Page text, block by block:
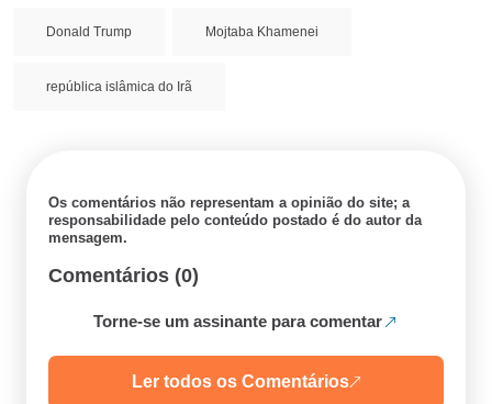
Donald Trump Mojtaba Khamenei
república islâmica do Irã
Os comentários não representam a opinião do site; a
responsabilidade pelo conteúdo postado é do autor da
mensagem.
Comentários (0)
Torne-se um assinante para comentar
Ler todos os Comentários